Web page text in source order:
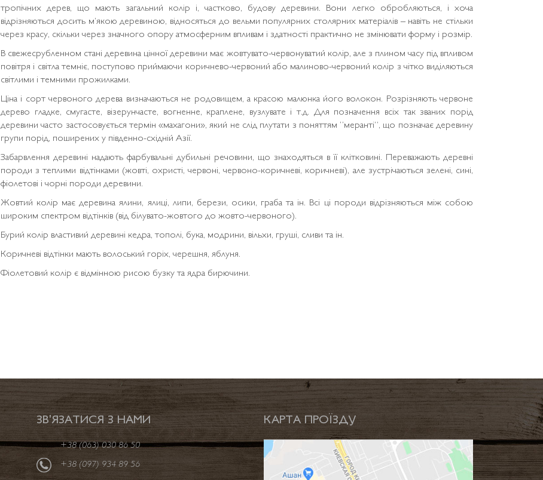
тропічних дерев, що мають загальний колір і, частково, будову деревини. Вони легко обробляються, і хоча
відрізняються досить м’якою деревиною, відносяться до вельми популярних столярних матеріалів – навіть не стільки
через красу, скільки через значного опору атмосферним впливам і здатності практично не змінювати форму і розмір.
В свежесрубленном стані деревина цінної деревини має жовтувато-червонуватий колір, але з плином часу під впливом
повітря і світла темніє, поступово приймаючи коричнево-червоний або малиново-червоний колір з чітко виділяються
світлими і темними прожилками.
Ціна і сорт червоного дерева визначаються не родовищем, а красою малюнка його волокон. Розрізняють червоне
дерево гладке, смугасте, візерунчасте, вогненне, краплене, вузлувате і т.д. Для позначення всіх так званих порід
деревини часто застосовується термін «махагони», який не слід плутати з поняттям “меранті”, що позначає деревину
групи порід, поширених у південно-східній Азії.
Забарвлення деревині надають фарбувальні дубильні речовини, що знаходяться в її клітковині. Переважають деревні
породи з теплими відтінками (жовті, охристі, червоні, червоно-коричневі, коричневі), але зустрічаються зелені, сині,
фіолетові і чорні породи деревини.
Жовтий колір має деревина ялини, ялиці, липи, берези, осики, граба та ін. Всі ці породи відрізняються між собою
широким спектром відтінків (від білувато-жовтого до жовто-червоного).
Бурий колір властивий деревині кедра, тополі, бука, модрини, вільхи, груші, сливи та ін.
Коричневі відтінки мають волоський горіх, черешня, яблуня.
Фіолетовий колір є відмінною рисою бузку та ядра бирючини.
ЗВ'ЯЗАТИСЯ З НАМИ
+38 (063) 030 86 50
+38 (097) 934 89 56
КАРТА ПРОЇЗДУ